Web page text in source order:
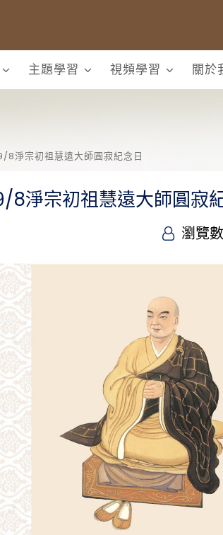
主題學習 視頻學習 關於
8淨宗初祖慧遠大師圓寂紀念日
8淨宗初祖慧遠大師圓寂
瀏覽